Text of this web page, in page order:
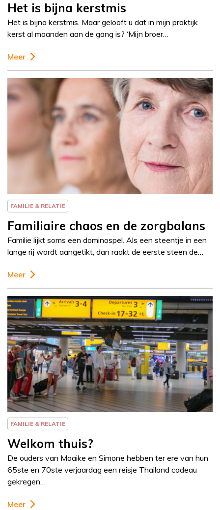
Het is bijna kerstmis
Het is bijna kerstmis. Maar gelooft u dat in mijn praktijk
kerst al maanden aan de gang is? ‘Mijn broer…
Meer
Column
Else-Marie van den
Eerenbeemt
FAMILIE & RELATIE
Familiaire chaos en de zorgbalans
Familie lijkt soms een dominospel. Als een steentje in een
lange rij wordt aangetikt, dan raakt de eerste steen de…
Meer
Column
Else-Marie van den
Eerenbeemt
FAMILIE & RELATIE
Welkom thuis?
De ouders van Maaike en Simone hebben ter ere van hun
65ste en 70ste verjaardag een reisje Thailand cadeau
gekregen…
Meer